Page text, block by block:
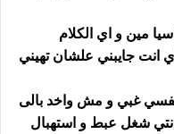
مين و اي الكلام
انت جايبني علشان تهيني
غبي و مش واخد بالى
شغل عبط و استهبال